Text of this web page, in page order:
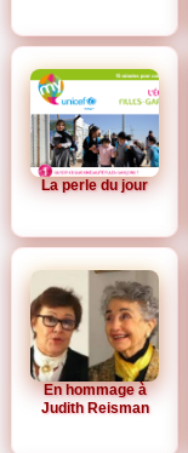
La perle du jour
En hommage à
Judith Reisman